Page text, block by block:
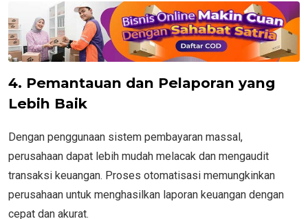
4. Pemantauan dan Pelaporan yang
Lebih Baik
Dengan penggunaan sistem pembayaran massal,
perusahaan dapat lebih mudah melacak dan mengaudit
transaksi keuangan. Proses otomatisasi memungkinkan
perusahaan untuk menghasilkan laporan keuangan dengan
cepat dan akurat.